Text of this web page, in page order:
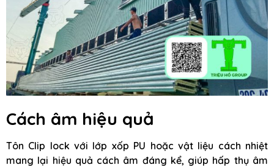
Cách âm hiệu quả
Tôn Clip lock với lớp xốp PU hoặc vật liệu cách nhiệt
mang lại hiệu quả cách âm đáng kể, giúp hấp thụ âm